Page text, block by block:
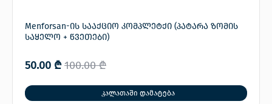
Menforsan-ის სააქციო კომპლეტქი (პატარა ზომის
საყელო + წვეთები)
100.00₾
50.00 ₾
კალათაში დამატება